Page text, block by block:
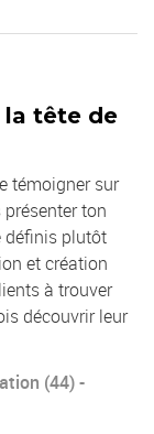
la tête de
témoigner sur
ton
définis plutôt
et création
à trouver
découvrir leur
(44) -